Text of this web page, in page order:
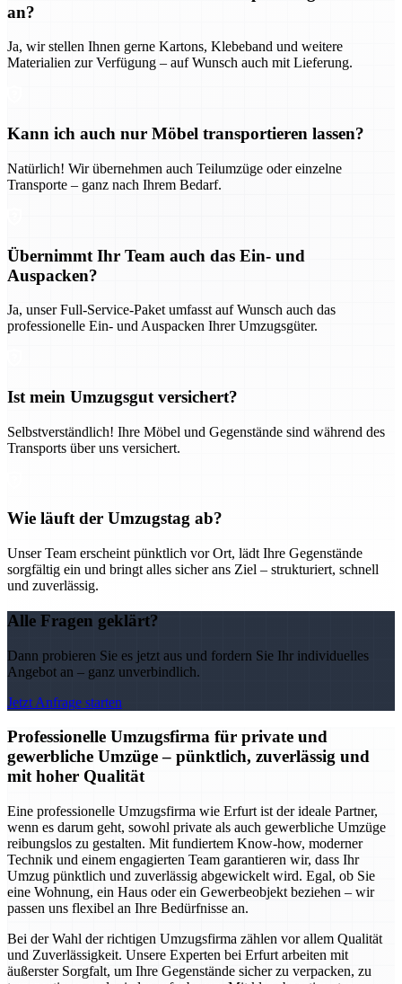
an?
Ja, wir stellen Ihnen gerne Kartons, Klebeband und weitere
Materialien zur Verfügung – auf Wunsch auch mit Lieferung.
Kann ich auch nur Möbel transportieren lassen?
Natürlich! Wir übernehmen auch Teilumzüge oder einzelne
Transporte – ganz nach Ihrem Bedarf.
Übernimmt Ihr Team auch das Ein- und
Auspacken?
Ja, unser Full-Service-Paket umfasst auf Wunsch auch das
professionelle Ein- und Auspacken Ihrer Umzugsgüter.
Ist mein Umzugsgut versichert?
Selbstverständlich! Ihre Möbel und Gegenstände sind während des
Transports über uns versichert.
Wie läuft der Umzugstag ab?
Unser Team erscheint pünktlich vor Ort, lädt Ihre Gegenstände
sorgfältig ein und bringt alles sicher ans Ziel – strukturiert, schnell
und zuverlässig.
Alle Fragen geklärt?
Dann probieren Sie es jetzt aus und fordern Sie Ihr individuelles
Angebot an – ganz unverbindlich.
Jetzt Anfrage starten
Professionelle Umzugsfirma für private und
gewerbliche Umzüge – pünktlich, zuverlässig und
mit hoher Qualität
Eine professionelle Umzugsfirma wie Erfurt ist der ideale Partner,
wenn es darum geht, sowohl private als auch gewerbliche Umzüge
reibungslos zu gestalten. Mit fundiertem Know-how, moderner
Technik und einem engagierten Team garantieren wir, dass Ihr
Umzug pünktlich und zuverlässig abgewickelt wird. Egal, ob Sie
eine Wohnung, ein Haus oder ein Gewerbeobjekt beziehen – wir
passen uns flexibel an Ihre Bedürfnisse an.
Bei der Wahl der richtigen Umzugsfirma zählen vor allem Qualität
und Zuverlässigkeit. Unsere Experten bei Erfurt arbeiten mit
äußerster Sorgfalt, um Ihre Gegenstände sicher zu verpacken, zu